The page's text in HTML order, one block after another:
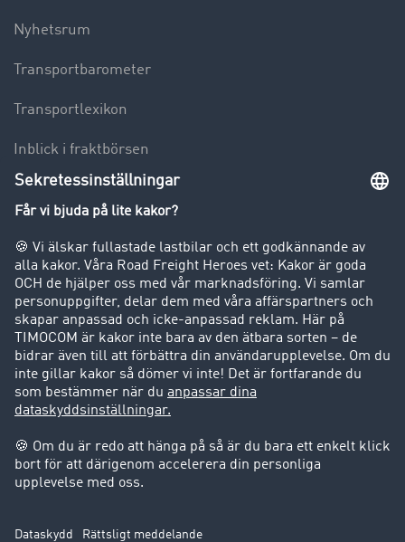
Nyhetsrum
Transportbarometer
Transportlexikon
Inblick i fraktbörsen
Körförbud för lastbilar
Företag
Kunder värvar kunder
Success Stories
Support
Support
Juridiskt
Företagsinformation
Användarvillkor